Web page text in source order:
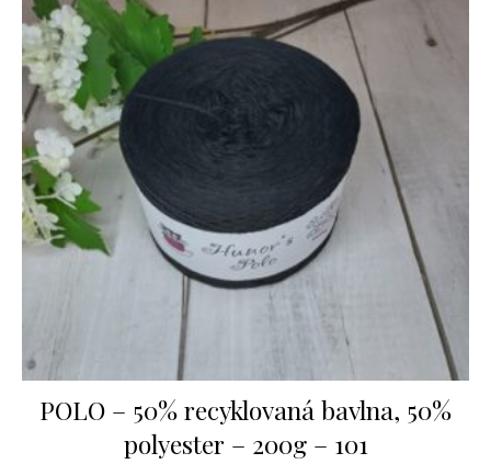
POLO – 50% recyklovaná bavlna, 50%
polyester – 200g – 101